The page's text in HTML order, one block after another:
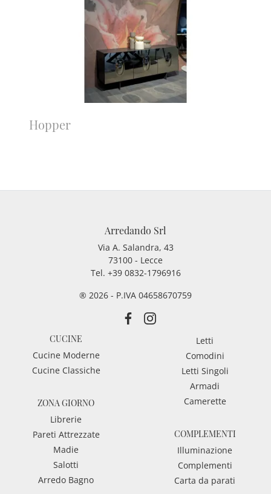
Hopper
Arredando Srl
Via A. Salandra, 43
73100 - Lecce
Tel. +39 0832-1796916
® 2026 - P.IVA 04658670759
CUCINE
Cucine Moderne
Cucine Classiche
ZONA GIORNO
Librerie
Pareti Attrezzate
Madie
Salotti
Arredo Bagno
Letti
Comodini
Letti Singoli
Armadi
Camerette
COMPLEMENTI
Illuminazione
Complementi
Carta da parati